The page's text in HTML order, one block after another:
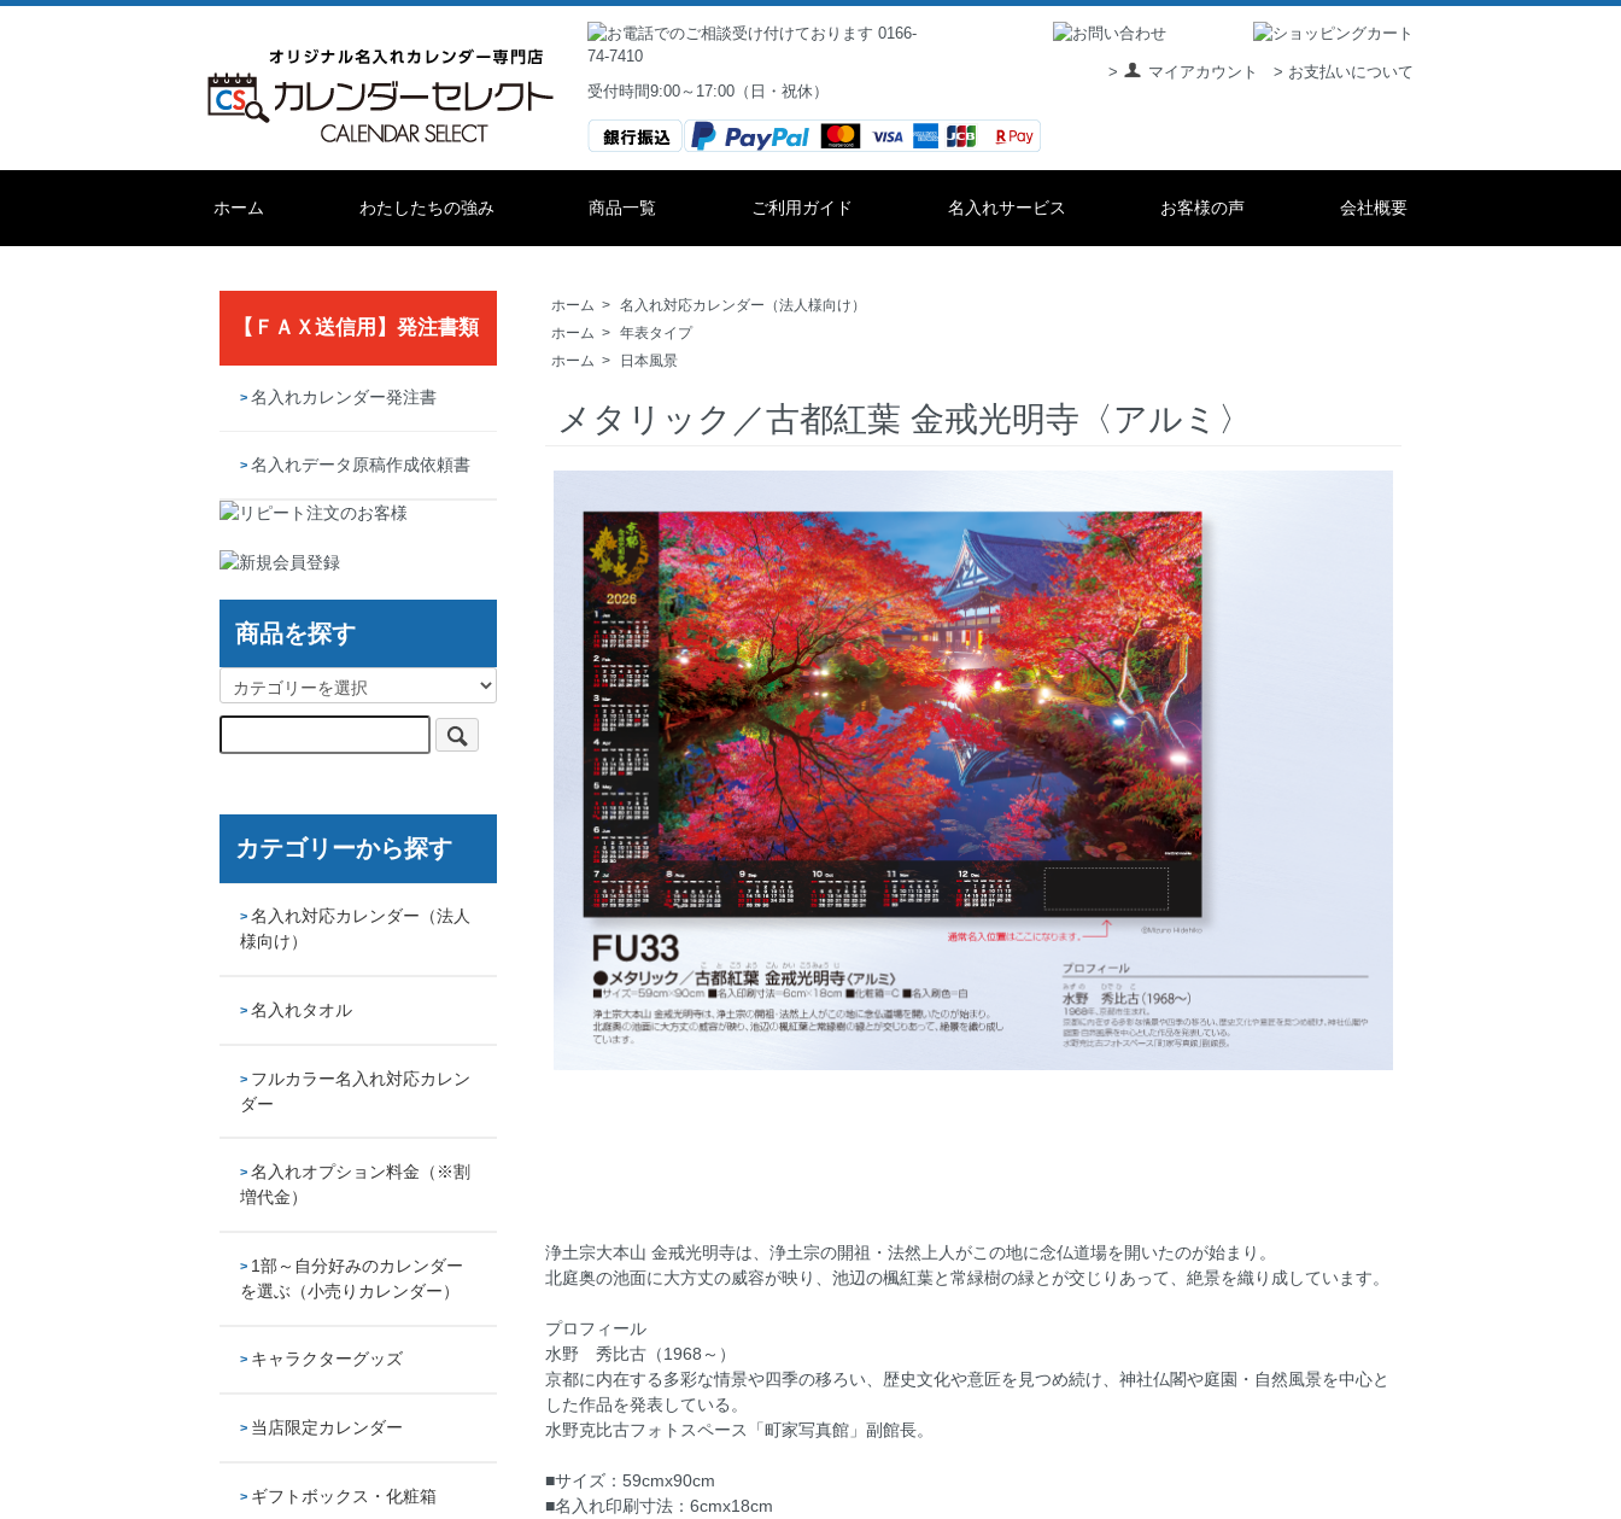
受付時間9:00～17:00（日・祝休）
> マイアカウント > お支払いについて
ホーム わたしたちの強み 商品一覧 ご利用ガイド 名入れサービス お客様の声 会社概要
ホーム > 名入れ対応カレンダー（法人様向け）
ホーム > 年表タイプ
ホーム > 日本風景
メタリック／古都紅葉 金戒光明寺〈アルミ〉
浄土宗大本山 金戒光明寺は、浄土宗の開祖・法然上人がこの地に念仏道場を開いたのが始まり。
北庭奥の池面に大方丈の威容が映り、池辺の楓紅葉と常緑樹の緑とが交じりあって、絶景を織り成しています。
プロフィール
水野 秀比古（1968～）
京都に内在する多彩な情景や四季の移ろい、歴史文化や意匠を見つめ続け、神社仏閣や庭園・自然風景を中心と
した作品を発表している。
水野克比古フォトスペース「町家写真館」副館長。
■サイズ：59cmx90cm
■名入れ印刷寸法：6cmx18cm
【ＦＡＸ送信用】発注書類
名入れカレンダー発注書
名入れデータ原稿作成依頼書
商品を探す
カテゴリーから探す
名入れ対応カレンダー（法人
様向け）
名入れタオル
フルカラー名入れ対応カレン
ダー
名入れオプション料金（※割
増代金）
1部～自分好みのカレンダー
を選ぶ（小売りカレンダー）
キャラクターグッズ
当店限定カレンダー
ギフトボックス・化粧箱